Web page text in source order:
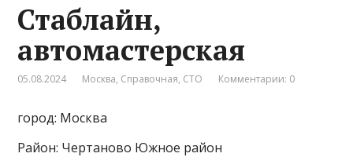
Стаблайн,
автомастерская
05.08.2024 Москва, Справочная, СТО Комментарии: 0
город: Москва
Район: Чертаново Южное район